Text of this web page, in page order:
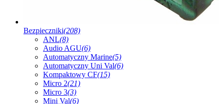
Bezpieczniki(208)
ANL(8)
Audio AGU(6)
Automatyczny Marine(5)
Automatyczny Uni Val(6)
Kompaktowy CF(15)
Micro 2(21)
Micro 3(3)
Mini Val(6)